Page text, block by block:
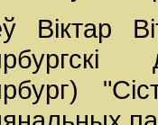
Віктар